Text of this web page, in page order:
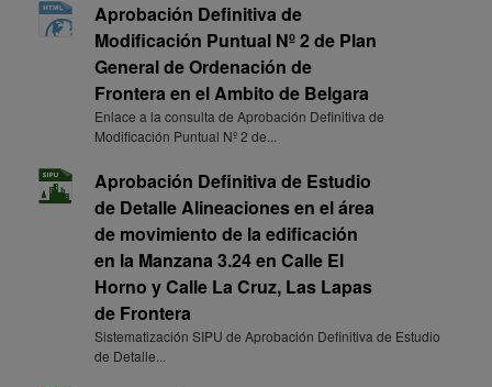
Aprobación Definitiva de
Modificación Puntual Nº 2 de Plan
General de Ordenación de
Frontera en el Ambito de Belgara
Enlace a la consulta de Aprobación Definitiva de
Modificación Puntual Nº 2 de...
Aprobación Definitiva de Estudio
de Detalle Alineaciones en el área
de movimiento de la edificación
en la Manzana 3.24 en Calle El
Horno y Calle La Cruz, Las Lapas
de Frontera
Sistematización SIPU de Aprobación Definitiva de Estudio
de Detalle...